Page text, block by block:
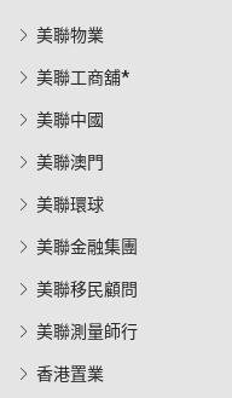
美聯物業
美聯工商舖*
美聯中國
美聯澳門
美聯環球
美聯金融集團
美聯移民顧問
美聯測量師行
香港置業